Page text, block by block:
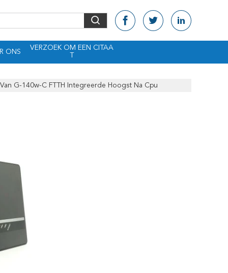
ONS
VERZOEK OM EEN CITAA
G-140w-C FTTH Integreerde Hoogst Na Cpu